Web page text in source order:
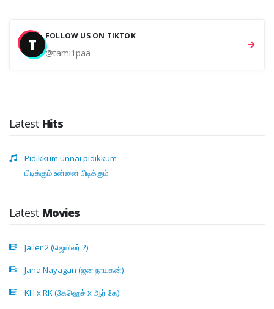
T FOLLOW US ON TIKTOK
@tami1paa
Latest Hits
Pidikkum unnai pidikkum
பிடிக்கும் உன்னை பிடிக்கும்
Latest Movies
Jailer 2 (ஜெயிலர் 2)
Jana Nayagan (ஜன நாயகன்)
KH x RK (கேஹெச் x ஆர் கே)